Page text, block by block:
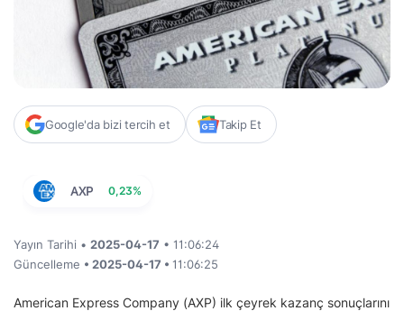
Google'da bizi tercih et Takip Et
AXP 0,23%
Yayın Tarihi • 2025-04-17 • 11:06:24
Güncelleme • 2025-04-17 • 11:06:25
American Express Company (AXP) ilk çeyrek kazanç sonuçlarını